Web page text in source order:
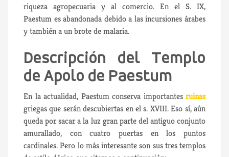
riqueza agropecuaria y al comercio. En el S. IX,
Paestum es abandonada debido a las incursiones árabes
y también a un brote de malaria.
Descripción del Templo
de Apolo de Paestum
En la actualidad, Paestum conserva importantes ruinas
griegas que serán descubiertas en el s. XVIII. Eso sí, aún
queda por sacar a la luz gran parte del antiguo conjunto
amurallado, con cuatro puertas en los puntos
cardinales. Pero lo más interesante son sus tres templos